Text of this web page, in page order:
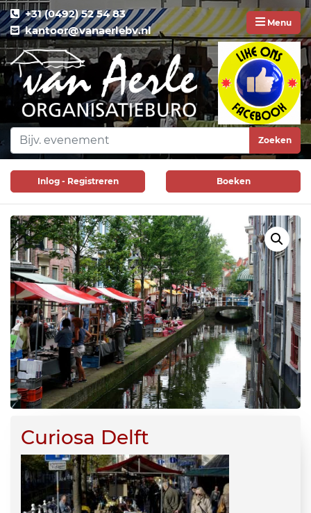
+31 (0492) 52 54 83
kantoor@vanaerlebv.nl
Menu
Zoeken
Inlog - Registreren Boeken
Curiosa Delft